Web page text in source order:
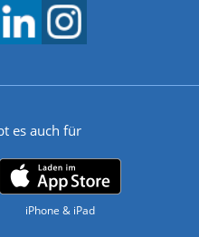
es auch für
iPhone & iPad